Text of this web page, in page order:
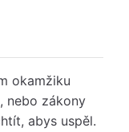
okamžiku
nebo zákony
abys uspěl.